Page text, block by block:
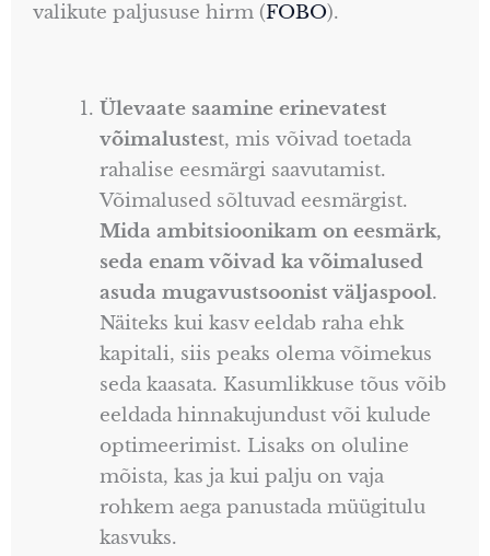
valikute paljususe hirm (FOBO).
Ülevaate saamine erinevatest
võimalustest, mis võivad toetada
rahalise eesmärgi saavutamist.
Võimalused sõltuvad eesmärgist.
Mida ambitsioonikam on eesmärk,
seda enam võivad ka võimalused
asuda mugavustsoonist väljaspool.
Näiteks kui kasv eeldab raha ehk
kapitali, siis peaks olema võimekus
seda kaasata. Kasumlikkuse tõus võib
eeldada hinnakujundust või kulude
optimeerimist. Lisaks on oluline
mõista, kas ja kui palju on vaja
rohkem aega panustada müügitulu
kasvuks.